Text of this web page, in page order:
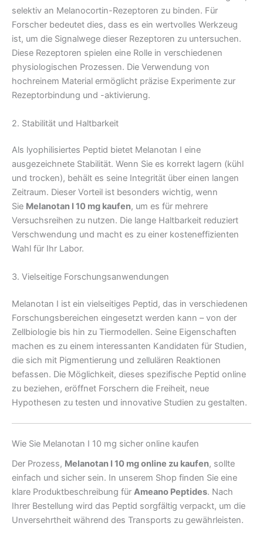
selektiv an Melanocortin-Rezeptoren zu binden. Für
Forscher bedeutet dies, dass es ein wertvolles Werkzeug
ist, um die Signalwege dieser Rezeptoren zu untersuchen.
Diese Rezeptoren spielen eine Rolle in verschiedenen
physiologischen Prozessen. Die Verwendung von
hochreinem Material ermöglicht präzise Experimente zur
Rezeptorbindung und -aktivierung.
2. Stabilität und Haltbarkeit
Als lyophilisiertes Peptid bietet Melanotan I eine
ausgezeichnete Stabilität. Wenn Sie es korrekt lagern (kühl
und trocken), behält es seine Integrität über einen langen
Zeitraum. Dieser Vorteil ist besonders wichtig, wenn
Sie Melanotan I 10 mg kaufen, um es für mehrere
Versuchsreihen zu nutzen. Die lange Haltbarkeit reduziert
Verschwendung und macht es zu einer kosteneffizienten
Wahl für Ihr Labor.
3. Vielseitige Forschungsanwendungen
Melanotan I ist ein vielseitiges Peptid, das in verschiedenen
Forschungsbereichen eingesetzt werden kann – von der
Zellbiologie bis hin zu Tiermodellen. Seine Eigenschaften
machen es zu einem interessanten Kandidaten für Studien,
die sich mit Pigmentierung und zellulären Reaktionen
befassen. Die Möglichkeit, dieses spezifische Peptid online
zu beziehen, eröffnet Forschern die Freiheit, neue
Hypothesen zu testen und innovative Studien zu gestalten.
Wie Sie Melanotan I 10 mg sicher online kaufen
Der Prozess, Melanotan I 10 mg online zu kaufen, sollte
einfach und sicher sein. In unserem Shop finden Sie eine
klare Produktbeschreibung für Ameano Peptides. Nach
Ihrer Bestellung wird das Peptid sorgfältig verpackt, um die
Unversehrtheit während des Transports zu gewährleisten.